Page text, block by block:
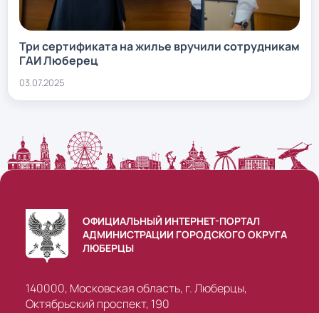
Три сертификата на жилье вручили сотрудникам
ГАИ Люберец
03.07.2025
ОФИЦИАЛЬНЫЙ ИНТЕРНЕТ-ПОРТАЛ
АДМИНИСТРАЦИИ ГОРОДСКОГО ОКРУГА
ЛЮБЕРЦЫ
140000, Московская область, г. Люберцы,
Октябрьский проспект, 190